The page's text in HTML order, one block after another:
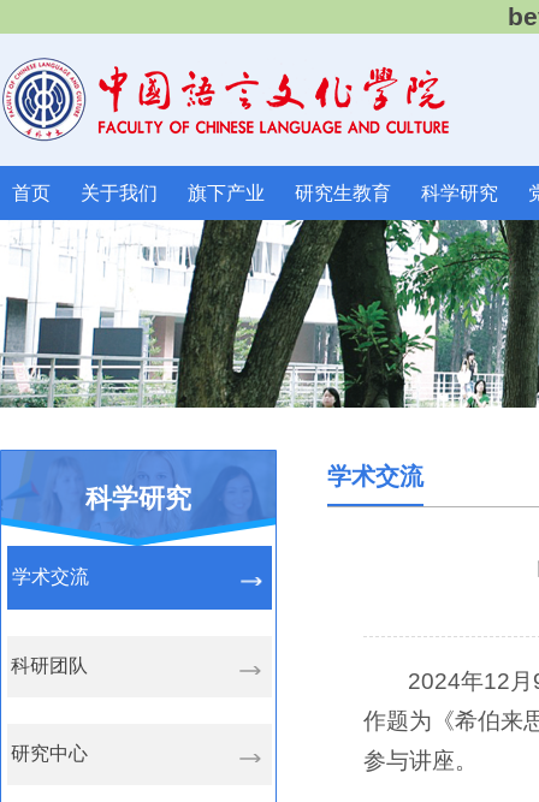
首页 关于我们 旗下产业 研究生教育 科学研究
科学研究
学术交流
科研团队
研究中心
学术交流
2024年12月
作题为《希伯来
参与讲座。